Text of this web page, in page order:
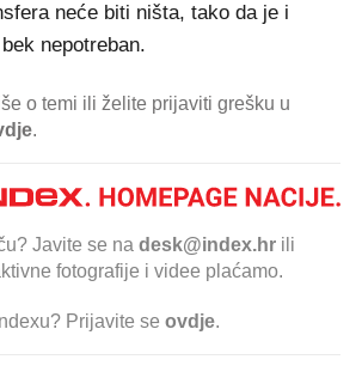
neće biti ništa, tako da je i
nepotreban.
o temi ili želite prijaviti grešku u
.
Javite se na desk@index.hr ili
fotografije i videe plaćamo.
Prijavite se ovdje.